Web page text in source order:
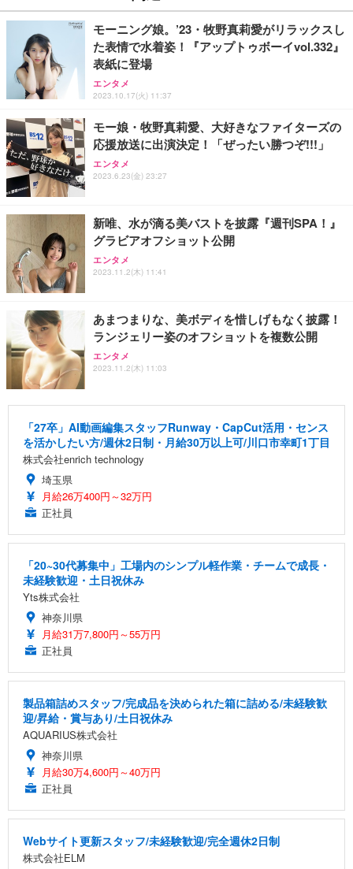
モーニング娘。’23・牧野真莉愛がリラックスし
た表情で水着姿！『アップトゥボーイvol.332』
表紙に登場
エンタメ
2023.10.17(火) 11:37
モー娘・牧野真莉愛、大好きなファイターズの
応援放送に出演決定！「ぜったい勝つぞ!!!」
エンタメ
2023.6.23(金) 23:27
新唯、水が滴る美バストを披露『週刊SPA！』
グラビアオフショット公開
エンタメ
2023.11.2(木) 11:41
あまつまりな、美ボディを惜しげもなく披露！
ランジェリー姿のオフショットを複数公開
エンタメ
2023.11.2(木) 11:03
「27卒」AI動画編集スタッフRunway・CapCut活用・センス
を活かしたい方/週休2日制・月給30万以上可/川口市幸町1丁目
株式会社enrich technology
埼玉県
月給26万400円～32万円
正社員
「20~30代募集中」工場内のシンプル軽作業・チームで成長・
未経験歓迎・土日祝休み
Yts株式会社
神奈川県
月給31万7,800円～55万円
正社員
製品箱詰めスタッフ/完成品を決められた箱に詰める/未経験歓
迎/昇給・賞与あり/土日祝休み
AQUARIUS株式会社
神奈川県
月給30万4,600円～40万円
正社員
Webサイト更新スタッフ/未経験歓迎/完全週休2日制
株式会社ELM